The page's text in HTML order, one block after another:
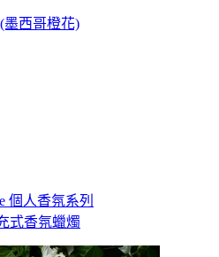
墨西哥橙花)
個人香氛系列
式香氛蠟燭